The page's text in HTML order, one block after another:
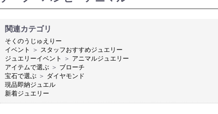
関連カテゴリ
そくのうじゅえりー
イベント
＞ スタッフおすすめジュエリー
ジュエリーイベント
＞ アニマルジュエリー
アイテムで選ぶ ＞ ブローチ
宝石で選ぶ ＞ ダイヤモンド
現品即納ジュエル
新着ジュエリー